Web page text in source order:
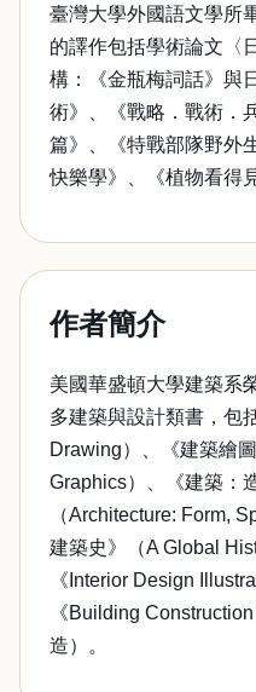
臺灣大學外國語文學所
的譯作包括學術論文〈
構：《金瓶梅詞話》與
術》、《戰略．戰術．
篇》、《特戰部隊野外
快樂學》、《植物看得
作者簡介
美國華盛頓大學建築系
多建築與設計類書，包
Drawing）、《建築繪
Graphics）、《建築：
（Architecture: Form,
建築史》（A Global
《Interior Design
《Building
造）。